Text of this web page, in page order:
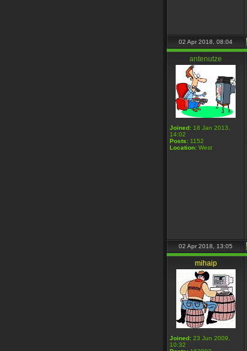
02 Apr 2018, 08:04
antenutze
Joined: 18 Jan 2013,
14:02
Posts: 1152
Location: West
02 Apr 2018, 13:05
mihaip
Joined: 23 Jun 2009,
10:32